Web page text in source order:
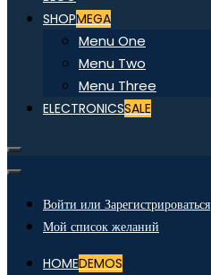
SHOPMEGA
Menu One
Menu Two
Menu Three
ELECTRONICSSALE
Войти или Зарегистрироваться
Мой список желаний
HOMEDEMOS